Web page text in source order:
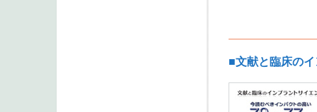
■文献と臨床の